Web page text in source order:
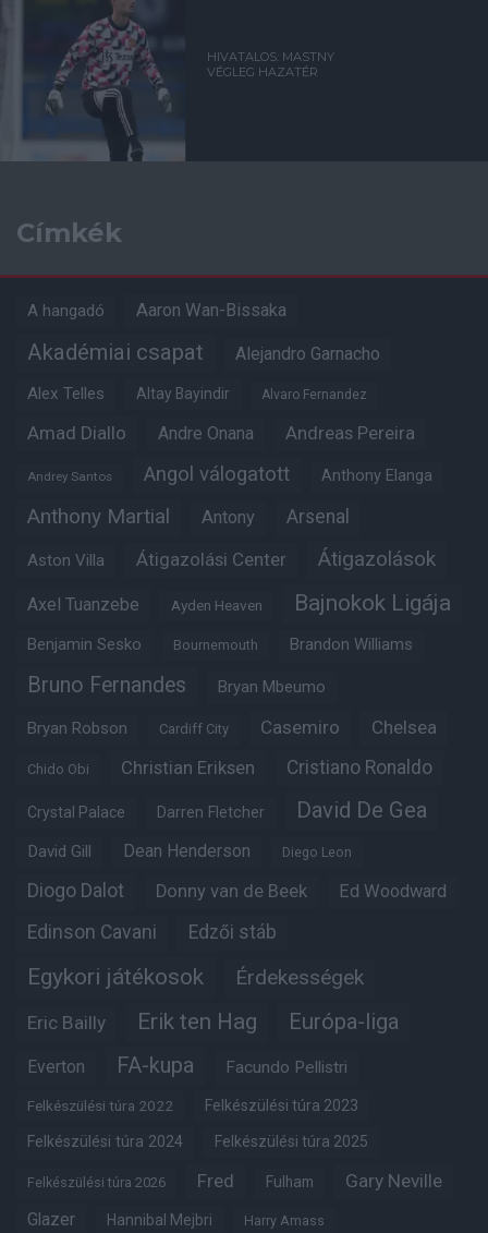
HIVATALOS: MASTNY
VÉGLEG HAZATÉR
Címkék
A hangadó Aaron Wan-Bissaka
Akadémiai csapat Alejandro Garnacho
Alex Telles Altay Bayindir Alvaro Fernandez
Amad Diallo Andre Onana Andreas Pereira
Andrey Santos Angol válogatott Anthony Elanga
Anthony Martial Antony Arsenal
Aston Villa Átigazolási Center Átigazolások
Axel Tuanzebe Ayden Heaven Bajnokok Ligája
Benjamin Sesko Bournemouth Brandon Williams
Bruno Fernandes Bryan Mbeumo
Bryan Robson Cardiff City Casemiro Chelsea
Chido Obi Christian Eriksen Cristiano Ronaldo
Crystal Palace Darren Fletcher David De Gea
David Gill Dean Henderson Diego Leon
Diogo Dalot Donny van de Beek Ed Woodward
Edinson Cavani Edzői stáb
Egykori játékosok Érdekességek
Eric Bailly Erik ten Hag Európa-liga
Everton FA-kupa Facundo Pellistri
Felkészülési túra 2022 Felkészülési túra 2023
Felkészülési túra 2024 Felkészülési túra 2025
Felkészülési túra 2026 Fred Fulham Gary Neville
Glazer Hannibal Mejbri Harry Amass